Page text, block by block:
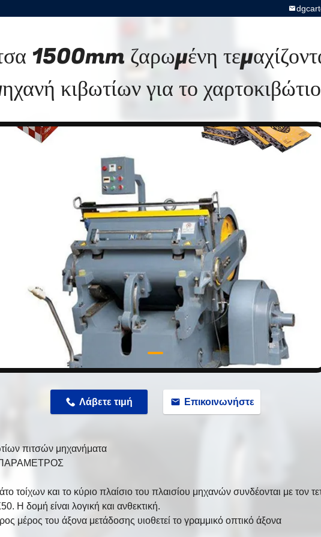
1500mm ζαρωμένη
κιβωτίων για το χαρτοκιβώτιο
Λάβετε τιμή Επικοινωνήστε
πιτσών μηχανήματα
τοίχων και το κύριο πλαίσιο του πλαισίου μηχανών συνδέονται με τον
Η δομή είναι λογική και ανθεκτική.
μέρος του άξονα μετάδοσης υιοθετεί το γραμμικό οπτικό άξονα